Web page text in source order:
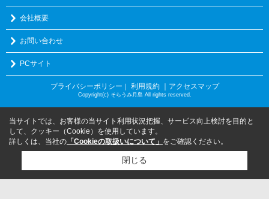
会社概要
お問い合わせ
PCサイト
プライバシーポリシー ｜ 利用規約 ｜アクセスマップ
Copyright(c) そらうみ月島 All rights reserved.
当サイトでは、お客様の当サイト利用状況把握、サービス向上検討を目的と
して、クッキー（Cookie）を使用しています。
詳しくは、当社の 「Cookieの取扱いについて」 をご確認ください。
閉じる